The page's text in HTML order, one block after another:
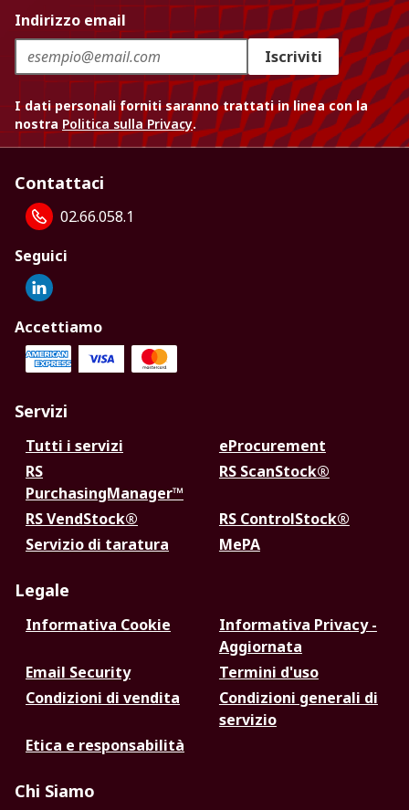
Indirizzo email
Iscriviti
I dati personali forniti saranno trattati in linea con la
nostra Politica sulla Privacy.
Contattaci
02.66.058.1
Seguici
Accettiamo
Servizi
Tutti i servizi
eProcurement
RS
PurchasingManager™
RS ScanStock®
RS VendStock®
RS ControlStock®
Servizio di taratura
MePA
Legale
Informativa Cookie
Informativa Privacy -
Aggiornata
Email Security
Termini d'uso
Condizioni di vendita
Condizioni generali di
servizio
Etica e responsabilità
Chi Siamo